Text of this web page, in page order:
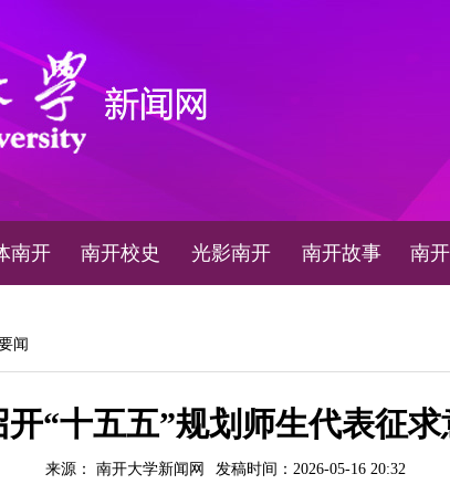
南开 南开校史 光影南开 南开故事 南
闻
“十五五”规划师生代表征
来源： 南开大学新闻网 发稿时间：2026-05-16 20:32